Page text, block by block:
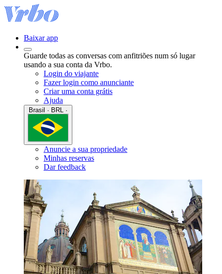
Baixar app
Guarde todas as conversas com anfitriões num só lugar
usando a sua conta da Vrbo.
Login do viajante
Fazer login como anunciante
Criar uma conta grátis
Ajuda
Anuncie a sua propriedade
Minhas reservas
Dar feedback